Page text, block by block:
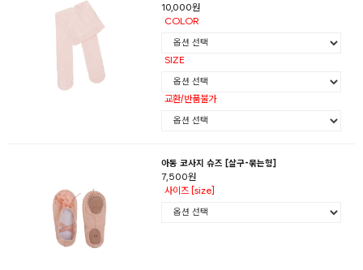
10,000원
COLOR
SIZE
교환/반품불가
아동 코사지 슈즈 [살구-묶는형]
7,500원
사이즈 [size]